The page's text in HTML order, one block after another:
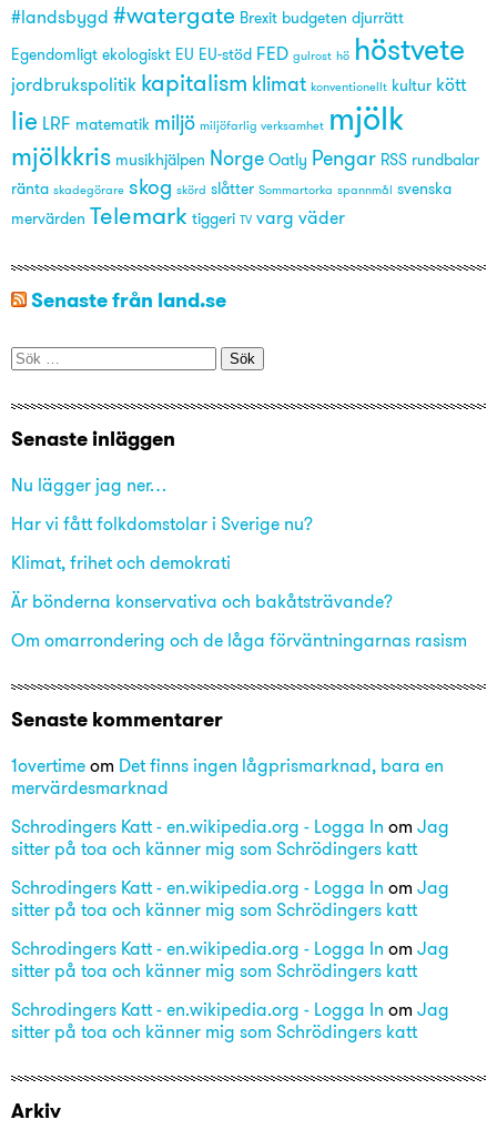
#landsbygd #watergate Brexit budgeten djurrätt
Egendomligt ekologiskt EU EU-stöd FED gulrost hö höstvete
jordbrukspolitik kapitalism klimat konventionellt kultur kött
lie LRF matematik miljö miljöfarlig verksamhet mjölk
mjölkkris musikhjälpen Norge Oatly Pengar RSS rundbalar
ränta skadegörare skog skörd slåtter Sommartorka spannmål svenska
mervärden Telemark tiggeri TV varg väder
Senaste från land.se
Sök
Senaste inläggen
Nu lägger jag ner…
Har vi fått folkdomstolar i Sverige nu?
Klimat, frihet och demokrati
Är bönderna konservativa och bakåtsträvande?
Om omarrondering och de låga förväntningarnas rasism
Senaste kommentarer
1overtime om Det finns ingen lågprismarknad, bara en
mervärdesmarknad
Schrodingers Katt - en.wikipedia.org - Logga In om Jag
sitter på toa och känner mig som Schrödingers katt
Schrodingers Katt - en.wikipedia.org - Logga In om Jag
sitter på toa och känner mig som Schrödingers katt
Schrodingers Katt - en.wikipedia.org - Logga In om Jag
sitter på toa och känner mig som Schrödingers katt
Schrodingers Katt - en.wikipedia.org - Logga In om Jag
sitter på toa och känner mig som Schrödingers katt
Arkiv